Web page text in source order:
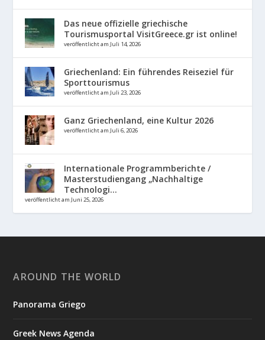
Das neue offizielle griechische
Tourismusportal VisitGreece.gr ist online!
veröffentlicht am Juli 14, 2026
Griechenland: Ein führendes Reiseziel für
Sporttourismus
veröffentlicht am Juli 23, 2026
Ganz Griechenland, eine Kultur 2026
veröffentlicht am Juli 6, 2026
Internationale Programmberichte /
Masterstudiengang „Nachhaltige
Technologi...
veröffentlicht am Juni 25, 2026
AROUND THE WORLD
Panorama Griego
Greek News Agenda